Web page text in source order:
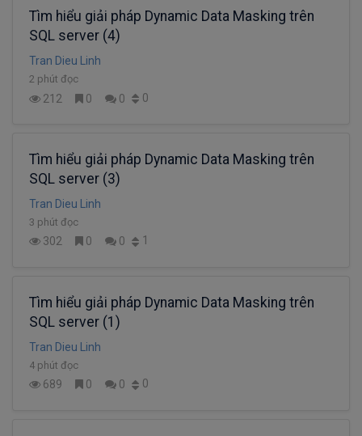
Tìm hiểu giải pháp Dynamic Data Masking trên
SQL server (4)
Tran Dieu Linh
2 phút đọc
212 0 0 0
Tìm hiểu giải pháp Dynamic Data Masking trên
SQL server (3)
Tran Dieu Linh
3 phút đọc
302 0 0 1
Tìm hiểu giải pháp Dynamic Data Masking trên
SQL server (1)
Tran Dieu Linh
4 phút đọc
689 0 0 0